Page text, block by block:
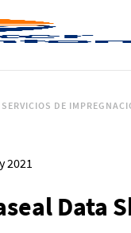
SERVICIOS DE
2021
Data